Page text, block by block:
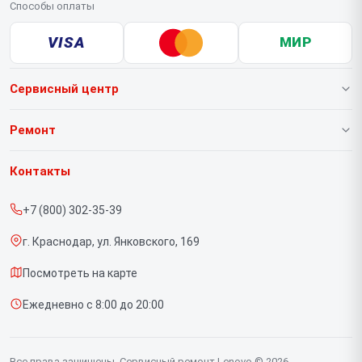
Способы оплаты
VISA МИР
Сервисный центр
О нашем сервисе
Срочный ремонт
Доставка и способы оплаты
Диагностика
Контакты
Ремонт
Ноутбуков
Контакты
+7 (800) 302-35-39
г. Краснодар, ул. Янковского, 169
Посмотреть на карте
Ежедневно с 8:00 до 20:00